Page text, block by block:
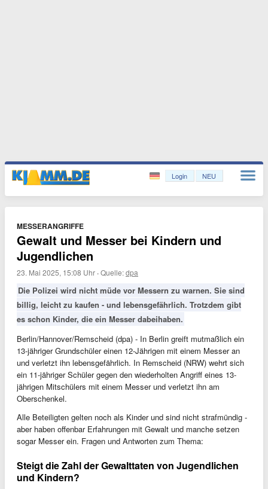
Login NEU
MESSERANGRIFFE
Gewalt und Messer bei Kindern und
Jugendlichen
23. Mai 2025, 15:08 Uhr ·Quelle:dpa
Die Polizei wird nicht müde vor Messern zu warnen. Sie sind
billig, leicht zu kaufen - und lebensgefährlich. Trotzdem gibt
es schon Kinder, die ein Messer dabeihaben.
Berlin/Hannover/Remscheid (dpa) - In Berlin greift mutmaßlich ein
13-jähriger Grundschüler einen 12-Jährigen mit einem Messer an
und verletzt ihn lebensgefährlich. In Remscheid (NRW) wehrt sich
ein 11-jähriger Schüler gegen den wiederholten Angriff eines 13-
jährigen Mitschülers mit einem Messer und verletzt ihn am
Oberschenkel.
Alle Beteiligten gelten noch als Kinder und sind nicht strafmündig -
aber haben offenbar Erfahrungen mit Gewalt und manche setzen
sogar Messer ein. Fragen und Antworten zum Thema:
Steigt die Zahl der Gewalttaten von Jugendlichen
und Kindern?